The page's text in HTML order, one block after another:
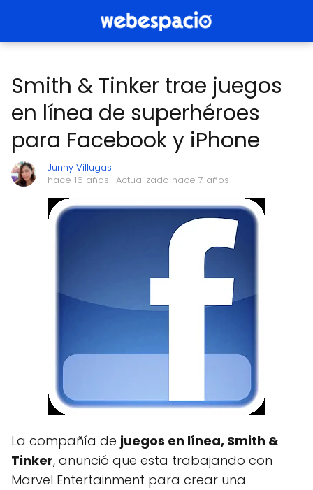
Smith & Tinker trae juegos
en línea de superhéroes
para Facebook y iPhone
Junny Villugas
hace 16 años · Actualizado hace 7 años
La compañía de juegos en línea, Smith &
Tinker, anunció que esta trabajando con
Marvel Entertainment para crear una